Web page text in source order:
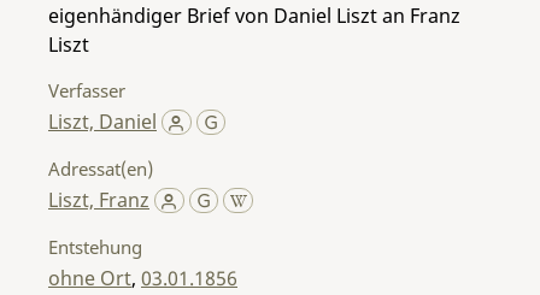
eigenhändiger Brief von Daniel Liszt an Franz
Liszt
Verfasser
Liszt, Daniel
Adressat(en)
Liszt, Franz
Entstehung
ohne Ort, 03.01.1856